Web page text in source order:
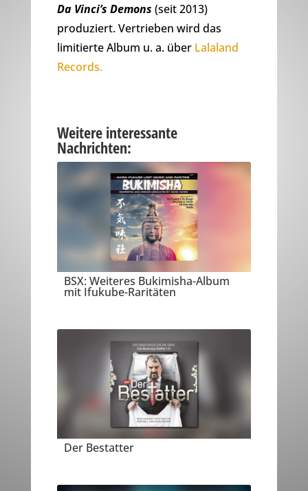
Da Vinci’s Demons (seit 2013)
produziert. Vertrieben wird das
limitierte Album u. a. über Lalaland
Records.
Weitere interessante
Nachrichten:
BSX: Weiteres Bukimisha-Album
mit Ifukube-Raritäten
Der Bestatter